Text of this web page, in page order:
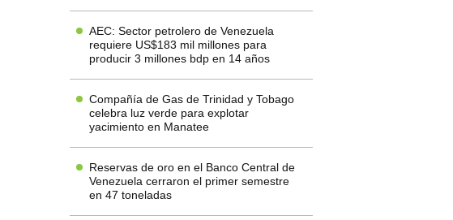
AEC: Sector petrolero de Venezuela
requiere US$183 mil millones para
producir 3 millones bdp en 14 años
Compañía de Gas de Trinidad y Tobago
celebra luz verde para explotar
yacimiento en Manatee
Reservas de oro en el Banco Central de
Venezuela cerraron el primer semestre
en 47 toneladas